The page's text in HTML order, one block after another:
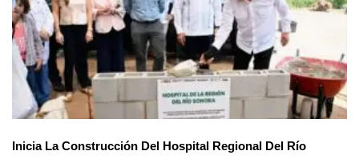
Inicia La Construcción Del Hospital Regional Del Río